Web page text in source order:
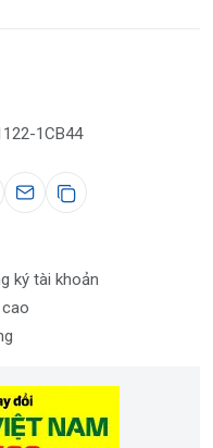
1CB44
ký tài khoản